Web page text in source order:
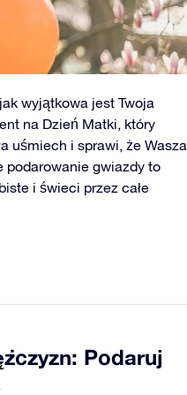
wyjątkowa jest Twoja
na Dzień Matki, który
uśmiech i sprawi, że Wasza
podarowanie gwiazdy to
i świeci przez całe
Podaruj